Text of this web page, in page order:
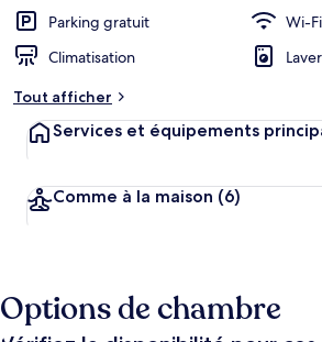
Parking gratuit
Wi-
Climatisation
Tout afficher
Services et équipements
Comme à la maison (6)
Options de chambre